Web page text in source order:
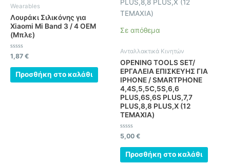
Wearables
Λουράκι Σιλικόνης για
Xiaomi Mi Band 3 / 4 OEM
(Μπλε)
Βαθμολογήθηκε
με
0
από
1,87 €
Προσθήκη στο καλάθι
Σε απόθεμα
Ανταλλακτικά Κινητών
OPENING TOOLS SET/
ΕΡΓΑΛΕΙΑ ΕΠΙΣΚΕΥΗΣ ΓΙΑ
IPHONE / SMARTPHONE
4,4S,5,5C,5S,6,6
PLUS,6S,6S PLUS,7,7
PLUS,8,8 PLUS,X (12
ΤΕΜΑΧΙΑ)
Βαθμολογήθηκε
με
0
από
5,00 €
Προσθήκη στο καλάθι